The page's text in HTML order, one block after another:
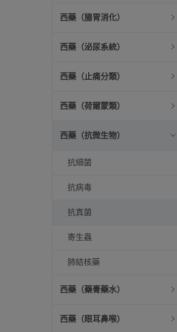
西藥（腸胃消化）
西藥（泌尿系統）
西藥（止痛分類）
西藥（荷爾蒙類）
西藥（抗微生物）
抗細菌
抗病毒
抗真菌
寄生蟲
肺結核藥
西藥（藥膏藥水）
西藥（眼耳鼻喉）